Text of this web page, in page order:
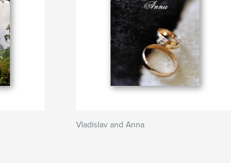
Vladislav and Anna